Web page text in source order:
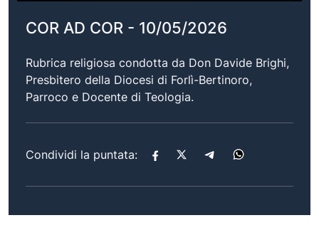
COR AD COR - 10/05/2026
Rubrica religiosa condotta da Don Davide Brighi,
Presbitero della Diocesi di Forlì-Bertinoro,
Parroco e Docente di Teologia.
Condividi la puntata: